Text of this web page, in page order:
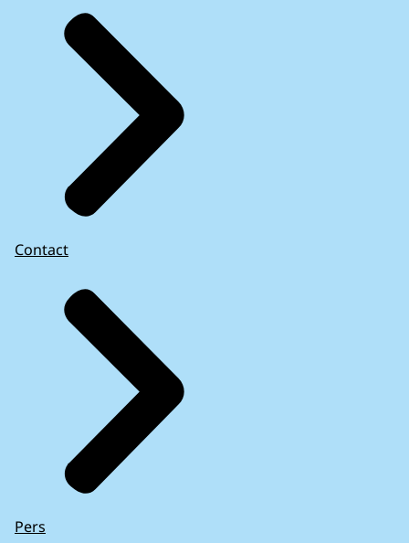
Contact
Pers